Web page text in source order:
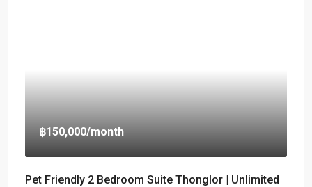
฿150,000/month
Pet Friendly 2 Bedroom Suite Thonglor | Unlimited